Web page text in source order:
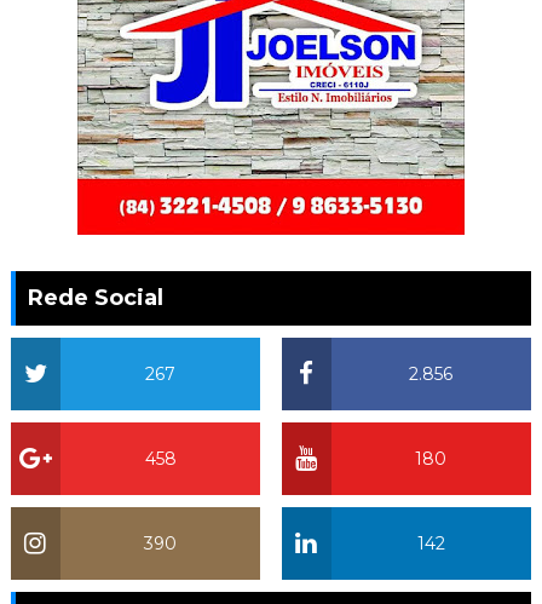
Rede Social
2.856
267
180
458
142
390